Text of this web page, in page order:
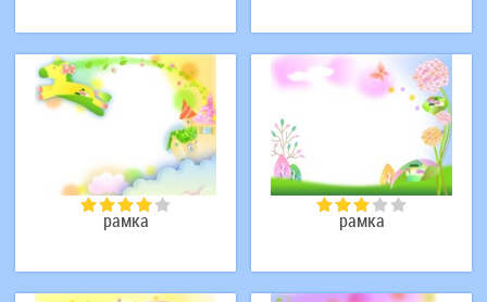
рамка рамка